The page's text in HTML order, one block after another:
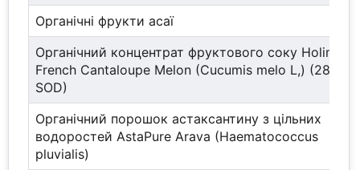
Органічні фрукти асаї
Органічний концентрат фруктового соку Holimel
French Cantaloupe Melon (Cucumis melo L,) (280
SOD)
Органічний порошок астаксантину з цільних
водоростей AstaPure Arava (Haematococcus
pluvialis)